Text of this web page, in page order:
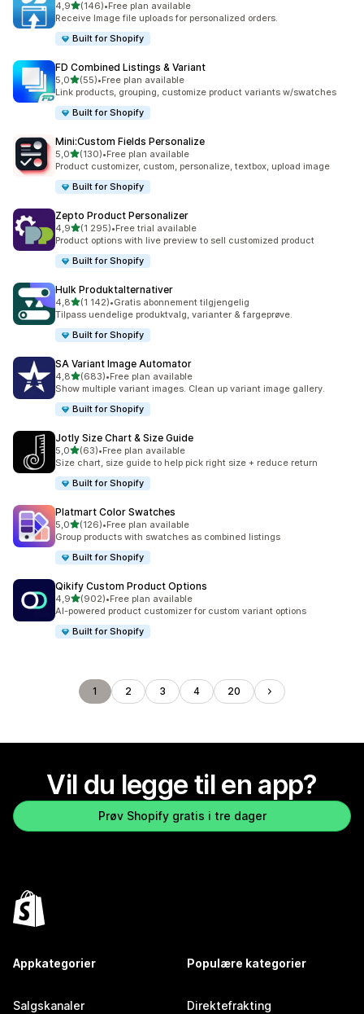
4,9av 5 stjerner
(146)
Totalt 146 omtaler
•Free plan available
Receive Image file uploads for personalized orders.
Built for Shopify
FD Combined Listings & Variant
5,0av 5 stjerner
(55)
Totalt 55 omtaler
•Free plan available
Link products, grouping, customize product variants w/swatches
Built for Shopify
Mini:Custom Fields Personalize
5,0av 5 stjerner
(130)
Totalt 130 omtaler
•Free plan available
Product customizer, custom, personalize, textbox, upload image
Built for Shopify
Zepto Product Personalizer
4,9av 5 stjerner
(1 295)
Totalt 1295 omtaler
•Free trial available
Product options with live preview to sell customized product
Built for Shopify
Hulk Produktalternativer
4,8av 5 stjerner
(1 142)
Totalt 1142 omtaler
•Gratis abonnement tilgjengelig
Tilpass uendelige produktvalg, varianter & fargeprøve.
Built for Shopify
SA Variant Image Automator
4,8av 5 stjerner
(683)
Totalt 683 omtaler
•Free plan available
Show multiple variant images. Clean up variant image gallery.
Built for Shopify
Jotly Size Chart & Size Guide
5,0av 5 stjerner
(63)
Totalt 63 omtaler
•Free plan available
Size chart, size guide to help pick right size + reduce return
Built for Shopify
Platmart Color Swatches
5,0av 5 stjerner
(126)
Totalt 126 omtaler
•Free plan available
Group products with swatches as combined listings
Built for Shopify
Qikify Custom Product Options
4,9av 5 stjerner
(902)
Totalt 902 omtaler
•Free plan available
AI-powered product customizer for custom variant options
Built for Shopify
1 2 3 4 20
Vil du legge til en app?
Prøv Shopify gratis i tre dager
Appkategorier
Salgskanaler
Populære kategorier
Direktefrakting